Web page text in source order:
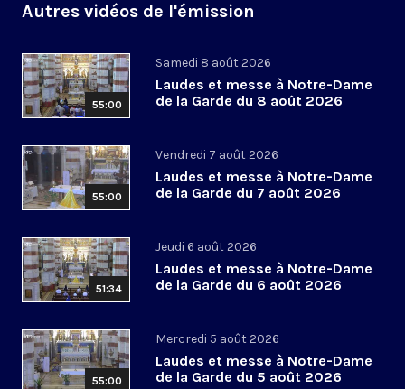
Autres vidéos de l'émission
55:00
Samedi 8 août 2026
Laudes et messe à Notre-Dame
de la Garde du 8 août 2026
55:00
Vendredi 7 août 2026
Laudes et messe à Notre-Dame
de la Garde du 7 août 2026
51:34
Jeudi 6 août 2026
Laudes et messe à Notre-Dame
de la Garde du 6 août 2026
55:00
Mercredi 5 août 2026
Laudes et messe à Notre-Dame
de la Garde du 5 août 2026